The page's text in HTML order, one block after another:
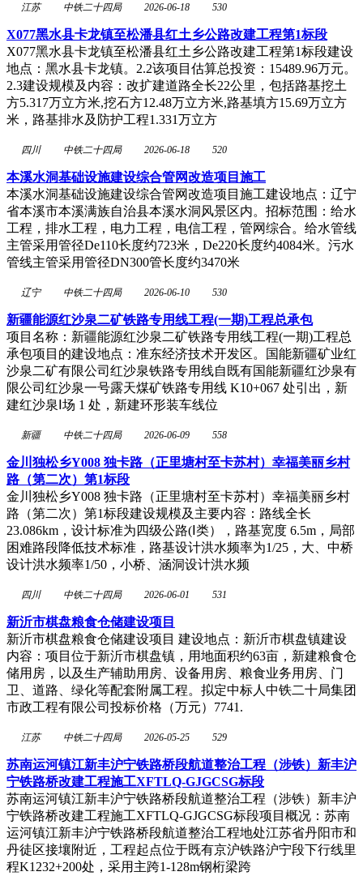
江苏 中铁二十四局 2026-06-18 530
X077黑水县卡龙镇至松潘县红土乡公路改建工程第1标段
X077黑水县卡龙镇至松潘县红土乡公路改建工程第1标段建设
地点：黑水县卡龙镇。2.2该项目估算总投资：15489.96万元。
2.3建设规模及内容：改扩建道路全长22公里，包括路基挖土
方5.317万立方米,挖石方12.48万立方米,路基填方15.69万立方
米，路基排水及防护工程1.331万立方
四川 中铁二十四局 2026-06-18 520
本溪水洞基础设施建设综合管网改造项目施工
本溪水洞基础设施建设综合管网改造项目施工建设地点：辽宁
省本溪市本溪满族自治县本溪水洞风景区内。招标范围：给水
工程，排水工程，电力工程，电信工程，管网综合。给水管线
主管采用管径De110长度约723米，De220长度约4084米。污水
管线主管采用管径DN300管长度约3470米
辽宁 中铁二十四局 2026-06-10 530
新疆能源红沙泉二矿铁路专用线工程(一期)工程总承包
项目名称：新疆能源红沙泉二矿铁路专用线工程(一期)工程总
承包项目的建设地点：准东经济技术开发区。国能新疆矿业红
沙泉二矿有限公司红沙泉铁路专用线自既有国能新疆红沙泉有
限公司红沙泉一号露天煤矿铁路专用线 K10+067 处引出，新
建红沙泉Ⅰ场 1 处，新建环形装车线位
新疆 中铁二十四局 2026-06-09 558
金川独松乡Y008 独卡路（正里塘村至卡苏村）幸福美丽乡村
路（第二次）第1标段
金川独松乡Y008 独卡路（正里塘村至卡苏村）幸福美丽乡村
路（第二次）第1标段建设规模及主要内容：路线全长
23.086km，设计标准为四级公路(Ⅰ类），路基宽度 6.5m，局部
困难路段降低技术标准，路基设计洪水频率为1/25，大、中桥
设计洪水频率1/50，小桥、涵洞设计洪水频
四川 中铁二十四局 2026-06-01 531
新沂市棋盘粮食仓储建设项目
新沂市棋盘粮食仓储建设项目 建设地点：新沂市棋盘镇建设
内容：项目位于新沂市棋盘镇，用地面积约63亩，新建粮食仓
储用房，以及生产辅助用房、设备用房、粮食业务用房、门
卫、道路、绿化等配套附属工程。拟定中标人中铁二十局集团
市政工程有限公司投标价格（万元）7741.
江苏 中铁二十四局 2026-05-25 529
苏南运河镇江新丰沪宁铁路桥段航道整治工程（涉铁）新丰沪
宁铁路桥改建工程施工XFTLQ-GJGCSG标段
苏南运河镇江新丰沪宁铁路桥段航道整治工程（涉铁）新丰沪
宁铁路桥改建工程施工XFTLQ-GJGCSG标段项目概况：苏南
运河镇江新丰沪宁铁路桥段航道整治工程地处江苏省丹阳市和
丹徒区接壤附近，工程起点位于既有京沪铁路沪宁段下行线里
程K1232+200处，采用主跨1-128m钢桁梁跨